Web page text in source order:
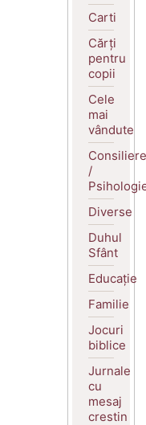
Carti
Cărți
pentru
copii
Cele
mai
vândute
Consiliere
/
Diverse
Duhul
Sfânt
Educație
Familie
Jocuri
biblice
Jurnale
cu
mesaj
crestin